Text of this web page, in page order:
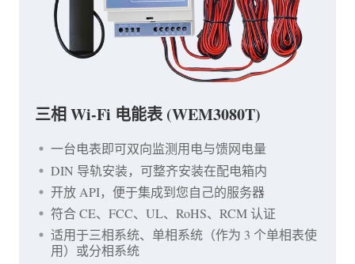
三相 Wi-Fi 电能表 (WEM3080T)
一台电表即可双向监测用电与馈网电量
DIN 导轨安装，可整齐安装在配电箱内
开放 API，便于集成到您自己的服务器
符合 CE、FCC、UL、RoHS、RCM 认证
适用于三相系统、单相系统（作为 3 个单相表使
用）或分相系统